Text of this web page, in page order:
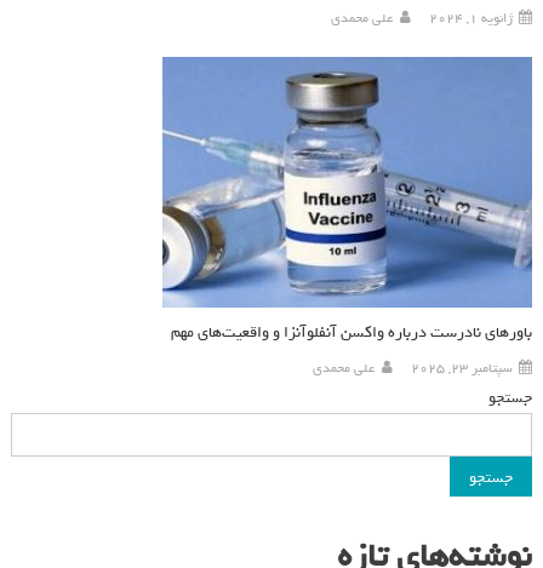
ژانویه 1, 2024 علی محمدی
باورهای نادرست درباره واکسن آنفلوآنزا و واقعیت‌های مهم
سپتامبر 23, 2025 علی محمدی
جستجو
جستجو
نوشته‌های تازه